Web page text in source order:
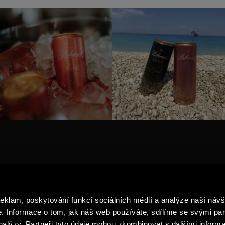
poskytování funkcí sociálních médií a analýze naší
Informace o tom, jak náš web používáte, sdílíme se svými
NAVŠTIVTE NÁS
ZPRACOVÁNÍ A OCHRANA